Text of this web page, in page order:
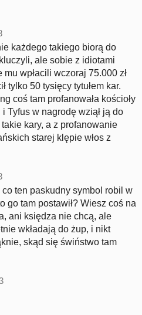
każdego takiego biorą do
ale sobie z idiotami
mu wpłacili wczoraj 75.000 zł
tylko 50 tysięcy tytułem kar.
coś tam profanowała kościoły
Tyfus w nagrodę wziął ją do
kary, a z profanowanie
starej klępie włos z
ten paskudny symbol robil w
go tam postawił? Wiesz coś na
ani księdza nie chcą, ale
wkładają do żup, i nikt
skąd się świństwo tam